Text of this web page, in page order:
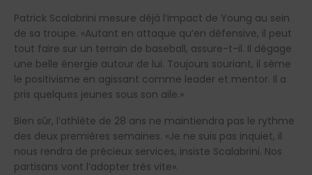
Patrick Scalabrini mesure déjà l’impact de Young au sein
de sa troupe. «Autant en attaque qu’en défensive, il peut
tout faire sur un terrain de baseball, assure-t-il. Il dégage
une belle énergie autour de lui. Toujours souriant, il sème
le positivisme en agissant comme leader et mentor. Il a
pris quelques jeunes sous son aile.»
Bien sûr, l’athlète de 28 ans ne maintiendra pas le rythme
des deux premières semaines. «Je ne suis pas inquiet, il
nous rendra de précieux services, insiste Scalabrini. Nos
partisans vont l’adopter très vite».